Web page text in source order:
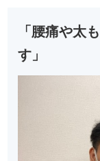
「腰痛や太
す」